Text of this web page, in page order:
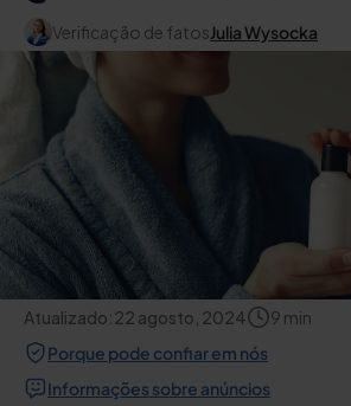
Verificação de fatosJulia Wysocka
Atualizado:22 agosto, 2024 9 min
Porque pode confiar em nós
Informações sobre anúncios